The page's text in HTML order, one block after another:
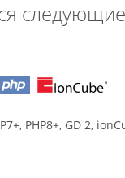
PHP8+, GD 2,